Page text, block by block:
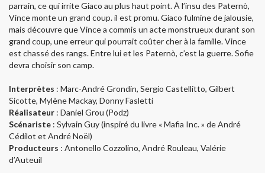
parrain, ce qui irrite Giaco au plus haut point. À l’insu des Paternò,
Vince monte un grand coup. il est promu. Giaco fulmine de jalousie,
mais découvre que Vince a commis un acte monstrueux durant son
grand coup, une erreur qui pourrait coûter cher à la famille. Vince
est chassé des rangs. Entre lui et les Paternò, c’est la guerre. Sofie
devra choisir son camp.
Interprètes : Marc-André Grondin, Sergio Castellitto, Gilbert
Sicotte, Mylène Mackay, Donny Fasletti
Réalisateur : Daniel Grou (Podz)
Scénariste : Sylvain Guy (inspiré du livre « Mafia Inc. » de André
Cédilot et André Noël)
Producteurs : Antonello Cozzolino, André Rouleau, Valérie
d’Auteuil